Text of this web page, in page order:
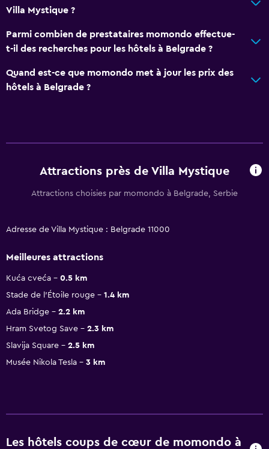
Villa Mystique ?
Parmi combien de prestataires momondo effectue-
t-il des recherches pour les hôtels à Belgrade ?
Quand est-ce que momondo met à jour les prix des
hôtels à Belgrade ?
Attractions près de Villa Mystique
Attractions choisies par momondo à Belgrade, Serbie
Adresse de Villa Mystique : Belgrade 11000
Meilleures attractions
Kuća cveća
0.5 km
Stade de l'Étoile rouge
1.4 km
Ada Bridge
2.2 km
Hram Svetog Save
2.3 km
Slavija Square
2.5 km
Musée Nikola Tesla
3 km
Les hôtels coups de cœur de momondo à